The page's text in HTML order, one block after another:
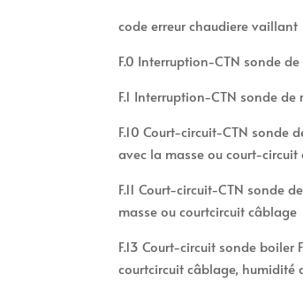
code erreur chaudiere vaillant
F.0 Interruption-CTN sonde
F.1 Interruption-CTN sonde
F.10 Court-circuit-CTN sonde
avec la masse ou court-circuit
F.11 Court-circuit-CTN sonde
masse ou courtcircuit câblage
F.13 Court-circuit sonde boiler
courtcircuit câblage, humidité